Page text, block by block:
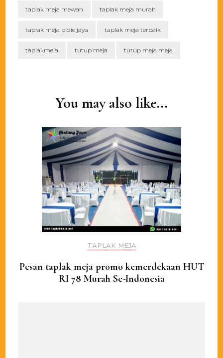
taplak meja mewah taplak meja murah
taplak meja pidie jaya taplak meja terbaik
taplakmeja tutup meja tutup meja meja
You may also like...
TAPLAK MEJA
Pesan taplak meja promo kemerdekaan HUT
RI 78 Murah Se-Indonesia